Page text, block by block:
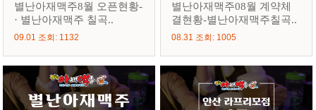
별난아재맥주8월 오픈현황-
· 별난아재맥주 칠곡..
09.01 조회: 1132
별난아재맥주08월 계약체
결현황-별난아재맥주칠곡..
08.31 조회: 1005